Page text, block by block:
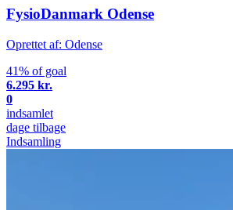
FysioDanmark Odense
Oprettet af: Odense
41% of goal
6.295 kr.
0
indsamlet
dage tilbage
Indsamling